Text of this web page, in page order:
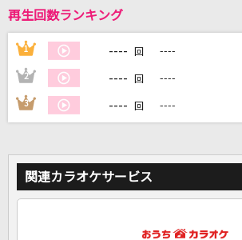
再生回数ランキング
1 ---- 回 ----
2 ---- 回 ----
3 ---- 回 ----
関連カラオケサービス